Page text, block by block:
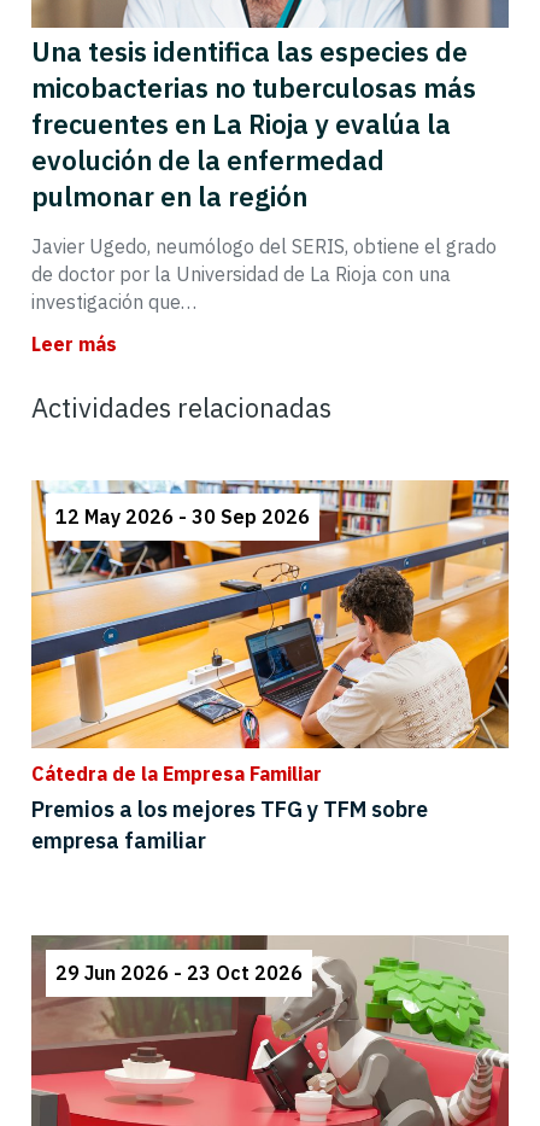
Una tesis identifica las especies de
micobacterias no tuberculosas más
frecuentes en La Rioja y evalúa la
evolución de la enfermedad
pulmonar en la región
Javier Ugedo, neumólogo del SERIS, obtiene el grado
de doctor por la Universidad de La Rioja con una
investigación que…
Leer más
Actividades relacionadas
12 May 2026 - 30 Sep 2026
Cátedra de la Empresa Familiar
Premios a los mejores TFG y TFM sobre
empresa familiar
29 Jun 2026 - 23 Oct 2026